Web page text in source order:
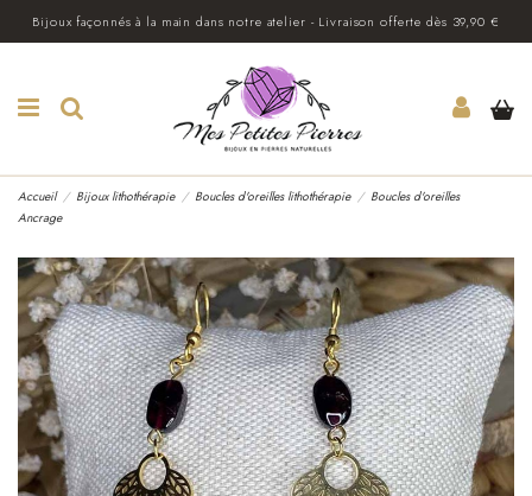
Bijoux façonnés à la main dans notre atelier - Livraison offerte dès 39,90 €
Accueil Bijoux lithothérapie Boucles d'oreilles lithothérapie
Boucles d'oreilles
Ancrage